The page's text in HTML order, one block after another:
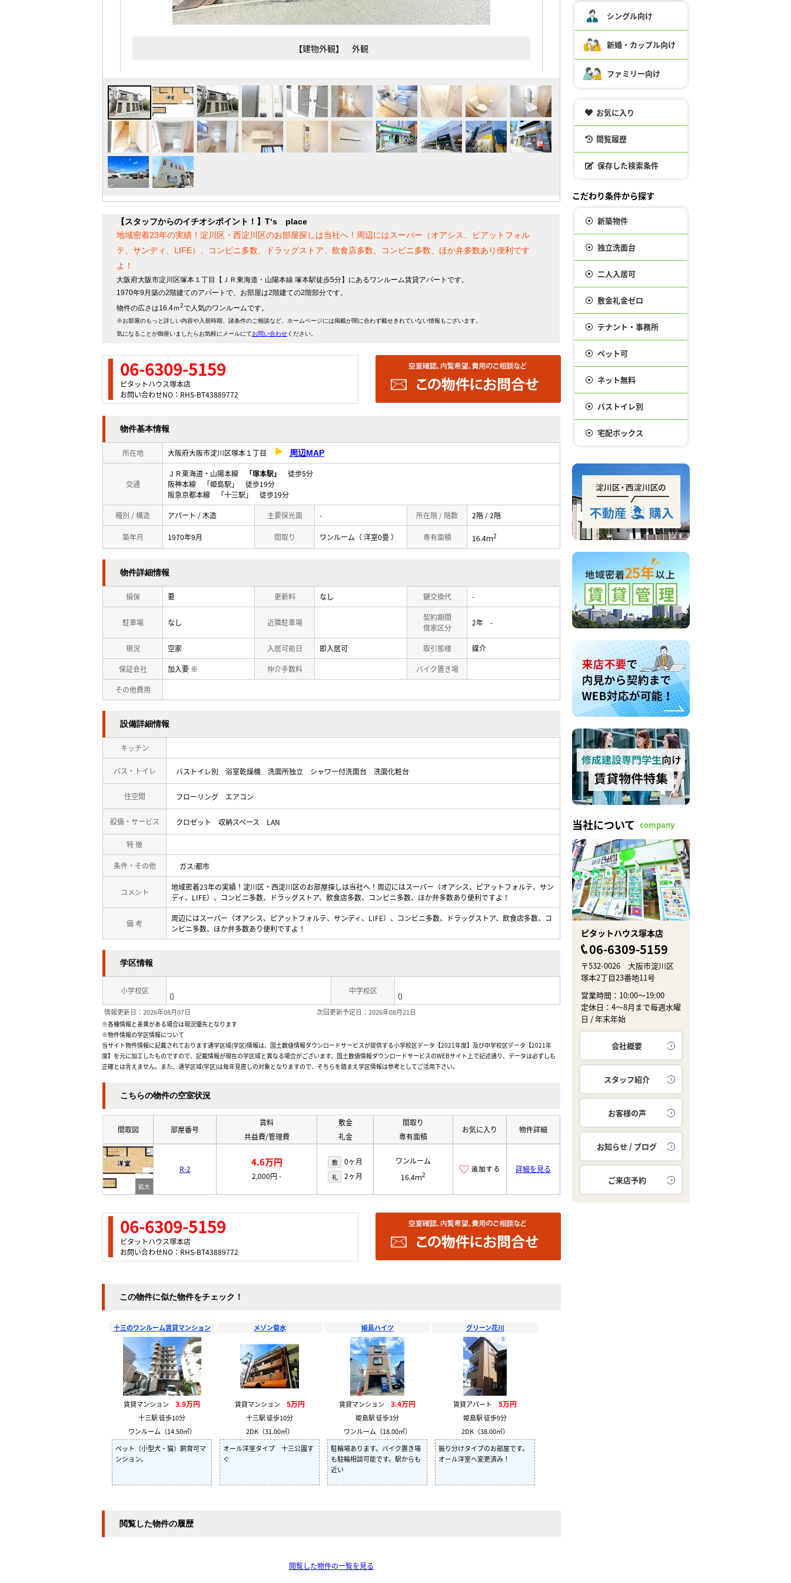
【建物外観】 外観
【スタッフからのイチオシポイント！】T‘s place
地域密着23年の実績！淀川区・西淀川区のお部屋探しは当社へ！周辺にはスーパー（オアシス、ピアットフォル
テ、サンディ、LIFE）、コンビニ多数、ドラッグストア、飲食店多数、コンビニ多数、ほか弁多数あり便利です
よ！
大阪府大阪市淀川区塚本１丁目【ＪＲ東海道・山陽本線 塚本駅徒歩5分】にあるワンルーム賃貸アパートです。
1970年9月築の2階建てのアパートで、お部屋は2階建ての2階部分です。
物件の広さは16.4ｍ2で人気のワンルームです。
※お部屋のもっと詳しい内容や入居時期、諸条件のご相談など、ホームページには掲載が間に合わず載せきれていない情報もございます。
気になることが御座いましたらお気軽にメールにてお問い合わせください。
06-6309-5159
ピタットハウス塚本店
お問い合わせNO：RHS-BT43889772
物件基本情報
所在地 大阪府大阪市淀川区塚本１丁目 周辺MAP
交通
ＪＲ東海道・山陽本線 「塚本駅」
徒歩5分
阪神本線 「姫島駅」 徒歩19分
阪急京都本線 「十三駅」 徒歩19分
種別 / 構造 アパート / 木造 主要採光面 - 所在階 / 階数 2階 / 2階
築年月 1970年9月 間取り ワンルーム（ 洋室0畳 ） 専有面積 16.4ｍ2
物件詳細情報
損保 要 更新料 なし 鍵交換代 -
駐車場 なし 近隣駐車場
契約期間
借家区分
2年 -
現況 空家 入居可能日 即入居可 取引態様 媒介
保証会社 加入要 ※ 仲介手数料 バイク置き場
その他費用
設備詳細情報
キッチン
バス・トイレ バストイレ別 浴室乾燥機 洗面所独立 シャワー付洗面台 洗面化粧台
住空間 フローリング エアコン
設備・サービス クロゼット 収納スペース LAN
特 徴
条件・その他 ガス:都市
コメント
地域密着23年の実績！淀川区・西淀川区のお部屋探しは当社へ！周辺にはスーパー（オアシス、ピアットフォルテ、サン
ディ、LIFE）、コンビニ多数、ドラッグストア、飲食店多数、コンビニ多数、ほか弁多数あり便利ですよ！
備 考
周辺にはスーパー（オアシス、ピアットフォルテ、サンディ、LIFE）、コンビニ多数、ドラッグストア、飲食店多数、コ
ンビニ多数、ほか弁多数あり便利ですよ！
学区情報
小学校区
()
中学校区
()
情報更新日：2026年08月07日 次回更新予定日：2026年08月21日
※各種情報と差異がある場合は現況優先となります
※物件情報の学区情報について
当サイト物件情報に記載されております通学区域(学区)情報は、国土数値情報ダウンロードサービスが提供する小学校区データ【2021年度】及び中学校区データ【2021年
度】を元に加工したものですので、記載情報が現在の学区域と異なる場合がございます。国土数値情報ダウンロードサービスのWEBサイト上で記述通り、データは必ずしも
正確とは言えません。また、通学区域(学区)は毎年見直しの対象となりますので、そちらを踏まえ学区情報は参考としてご活用下さい。
こちらの物件の空室状況
間取図 部屋番号
賃料
共益費/管理費
敷金
礼金
間取り
専有面積
お気に入り 物件詳細
R-2
4.6万円
2,000円 -
敷 0ヶ月
礼 2ヶ月
ワンルーム
16.4ｍ2
詳細を見る
06-6309-5159
ピタットハウス塚本店
お問い合わせNO：RHS-BT43889772
この物件に似た物件をチェック！
十三のワンルーム賃貸マンション
賃貸マンション 3.9万円
十三駅 徒歩10分
ワンルーム（14.50㎡）
ペット（小型犬・猫）飼育可マ
ンション。
メゾン菊水
賃貸マンション 5万円
十三駅 徒歩10分
2DK（31.00㎡）
オール洋室タイプ 十三公園す
ぐ
姫島ハイツ
賃貸マンション 3.4万円
姫島駅 徒歩3分
ワンルーム（18.00㎡）
駐輪場あります。バイク置き場
も駐輪相談可能です。駅からも
近い
グリーン花川
賃貸アパート 5万円
姫島駅 徒歩9分
2DK（38.00㎡）
振り分けタイプのお部屋です。
オール洋室へ変更済み！
閲覧した物件の履歴
閲覧した物件の一覧を見る
シングル向け
新婚・カップル向け
ファミリー向け
お気に入り
閲覧履歴
保存した検索条件
こだわり条件から探す
新築物件
独立洗面台
二人入居可
敷金礼金ゼロ
テナント・事務所
ペット可
ネット無料
バストイレ別
宅配ボックス
当社について company
ピタットハウス塚本店
06-6309-5159
〒532-0026 大阪市淀川区
塚本2丁目23番地11号
営業時間：10:00～19:00
定休日：4～8月まで毎週水曜
日 / 年末年始
会社概要
スタッフ紹介
お客様の声
お知らせ / ブログ
ご来店予約